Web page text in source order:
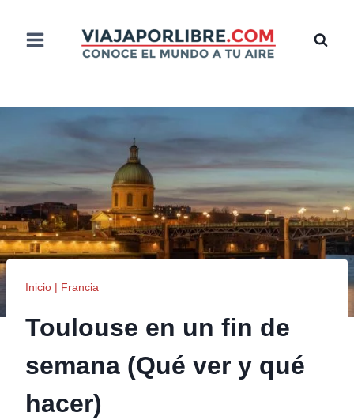
contenido
Inicio | Francia
Toulouse en un fin de
semana (Qué ver y qué
hacer)